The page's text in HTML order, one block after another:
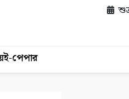
ই-পেপার